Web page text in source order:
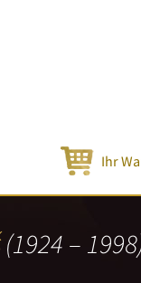
Ihr
(1924 –